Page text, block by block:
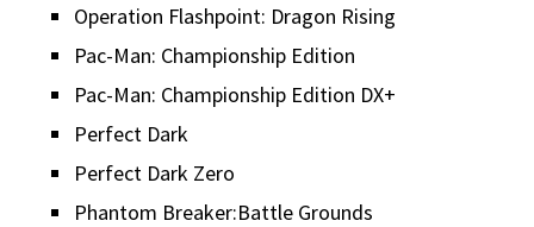
Operation Flashpoint: Dragon Rising
Pac-Man: Championship Edition
Pac-Man: Championship Edition DX+
Perfect Dark
Perfect Dark Zero
Phantom Breaker:Battle Grounds